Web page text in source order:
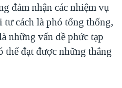
đảm nhận các nhiệm vụ
tư cách là phó tổng thống,
những vấn đề phức tạp
thể đạt được những thắng